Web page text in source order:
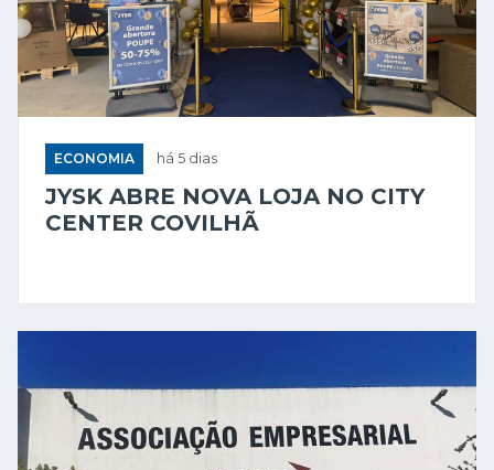
ECONOMIA há 5 dias
JYSK ABRE NOVA LOJA NO CITY
CENTER COVILHÃ